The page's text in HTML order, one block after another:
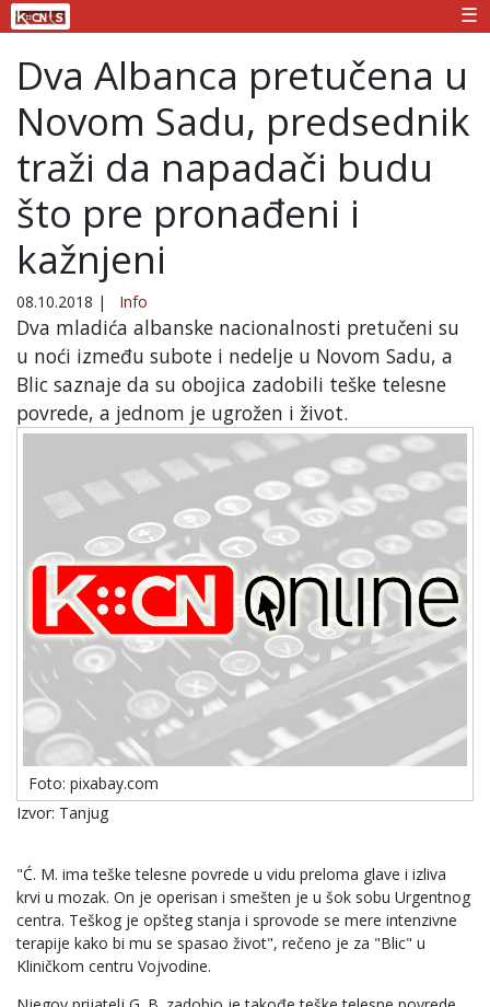
☰
Dva Albanca pretučena u
Novom Sadu, predsednik
traži da napadači budu
što pre pronađeni i
kažnjeni
08.10.2018 | Info
Dva mladića albanske nacionalnosti pretučeni su
u noći između subote i nedelje u Novom Sadu, a
Blic saznaje da su obojica zadobili teške telesne
povrede, a jednom je ugrožen i život.
Foto: pixabay.com
Izvor: Tanjug
"Ć. M. ima teške telesne povrede u vidu preloma glave i izliva
krvi u mozak. On je operisan i smešten je u šok sobu Urgentnog
centra. Teškog je opšteg stanja i sprovode se mere intenzivne
terapije kako bi mu se spasao život", rečeno je za "Blic" u
Kliničkom centru Vojvodine.